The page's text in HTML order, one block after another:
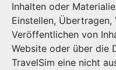
Inhalten oder
Einstellen,
Veröffentlichen von
Website oder über die
TravelSim eine nicht